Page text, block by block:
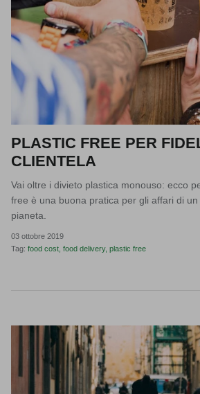
PLASTIC FREE PER
CLIENTELA
Vai oltre i divieto plastica monouso: ecco
free è una buona pratica per gli affari di
pianeta.
03 ottobre 2019
Tag: food cost food delivery plastic free